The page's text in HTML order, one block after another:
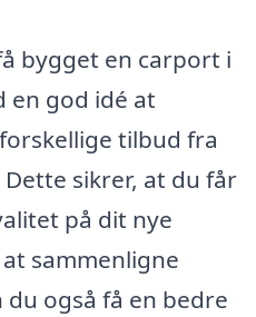
bygget en carport i
en god idé at
tilbud fra
sikrer, at du får
på dit nye
sammenligne
også få en bedre